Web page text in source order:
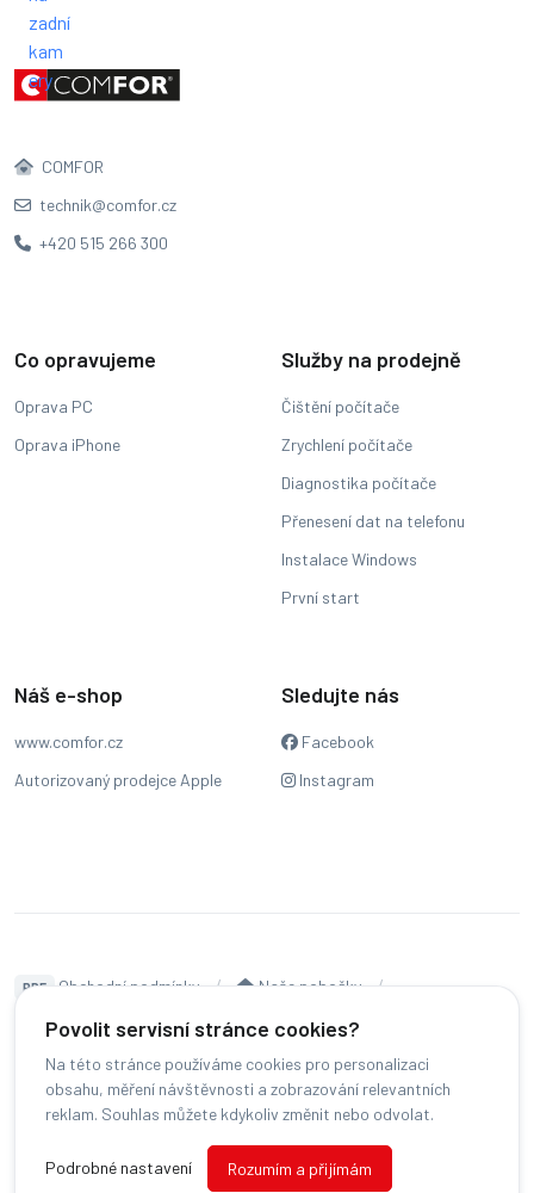
Povolit servisní stránce cookies?
Na této stránce používáme cookies pro personalizaci
obsahu, měření návštěvnosti a zobrazování relevantních
reklam. Souhlas můžete kdykoliv změnit nebo odvolat.
Podrobné nastavení Rozumím a přijímám
COMFOR
technik@comfor.cz
+420 515 266 300
Co opravujeme
Oprava PC
Oprava iPhone
Služby na prodejně
Čištění počítače
Zrychlení počítače
Diagnostika počítače
Přenesení dat na telefonu
Instalace Windows
První start
Náš e-shop
www.comfor.cz
Autorizovaný prodejce Apple
Sledujte nás
Facebook
Instagram
PDF Obchodní podmínky
Naše pobočky
Čeština
Všechna práva vyhrazena.
Změnit preference cookies